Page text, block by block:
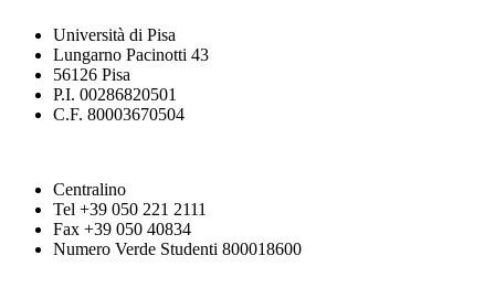
Università di Pisa
Lungarno Pacinotti 43
56126 Pisa
P.I. 00286820501
C.F. 80003670504
Centralino
Tel +39 050 221 2111
Fax +39 050 40834
Numero Verde Studenti 800018600